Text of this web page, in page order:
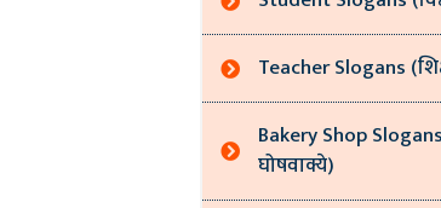
Teacher Slogans
Bakery Shop
घोषवाक्ये)